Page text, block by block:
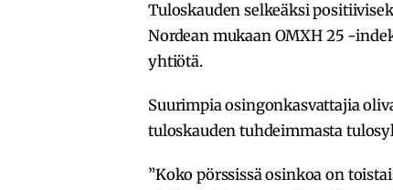
Tuloskauden selkeäksi
Nordean mukaan OMXH 25 -
yhtiötä.
Suurimpia osingonkasvattajia
tuloskauden tuhdeimmasta
”Koko pörssissä osinkoa on